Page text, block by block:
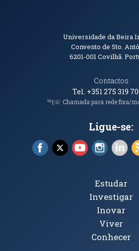
Informações de
Universidade da Beira
Convento de Sto.
6201-001Covilhã.
Contactos
Tel. +351 275 319
℡|☏ Chamada para rede fixa/
Ligue-se:
Facebook (abre em nova
X (abre em nova
YouTube (abre
Tópicos Principais
Estudar
Investigar
Inovar
Viver
Conhecer